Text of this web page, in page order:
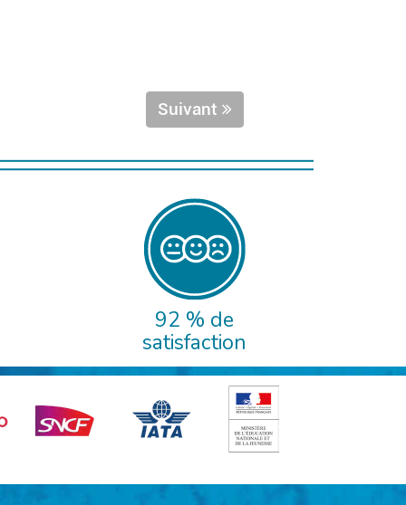
Suivant
92 % de
satisfaction